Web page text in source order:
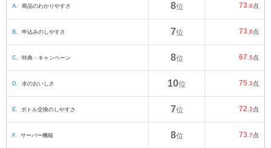
A. 商品のわかりやすさ 8位 73 .6点
B. 申込みのしやすさ 7位 73 .8点
C. 特典・キャンペーン 8位 67 .5点
D. 水のおいしさ 10位 75 .3点
E. ボトル交換のしやすさ 7位 72 .2点
F. サーバー機能 8位 73 .7点